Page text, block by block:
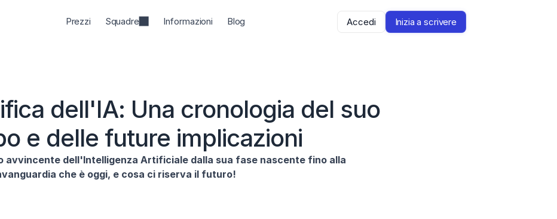
dell'IA: Una cronologia del suo
e delle future implicazioni
avvincente dell'Intelligenza Artificiale dalla sua fase nascente fino alla
che è oggi, e cosa ci riserva il futuro!
Prezzi Squadre Informazioni Blog Accedi Inizia a scrivere